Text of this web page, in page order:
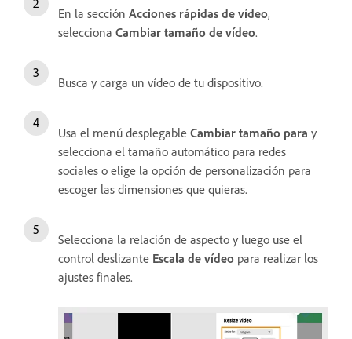
En la sección Acciones rápidas de vídeo,
selecciona Cambiar tamaño de vídeo.
Busca y carga un vídeo de tu dispositivo.
Usa el menú desplegable Cambiar tamaño para y
selecciona el tamaño automático para redes
sociales o elige la opción de personalización para
escoger las dimensiones que quieras.
Selecciona la relación de aspecto y luego use el
control deslizante Escala de vídeo para realizar los
ajustes finales.